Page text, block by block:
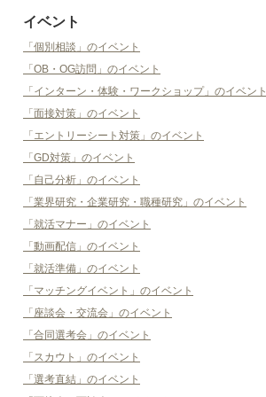
イベント
「個別相談」のイベント
「OB・OG訪問」のイベント
「インターン・体験・ワークショップ」のイベント
「面接対策」のイベント
「エントリーシート対策」のイベント
「GD対策」のイベント
「自己分析」のイベント
「業界研究・企業研究・職種研究」のイベント
「就活マナー」のイベント
「動画配信」のイベント
「就活準備」のイベント
「マッチングイベント」のイベント
「座談会・交流会」のイベント
「合同選考会」のイベント
「スカウト」のイベント
「選考直結」のイベント